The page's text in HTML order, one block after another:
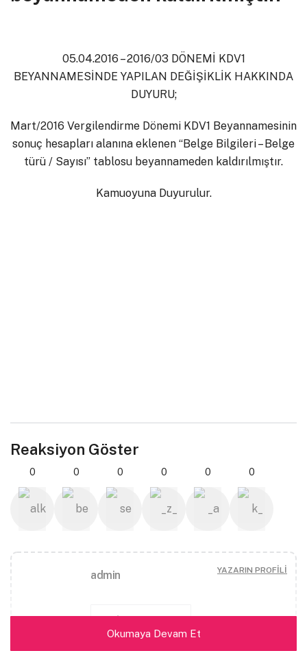
05.04.2016 – 2016/03 DÖNEMİ KDV1
BEYANNAMESİNDE YAPILAN DEĞİŞİKLİK HAKKINDA
DUYURU;
Mart/2016 Vergilendirme Dönemi KDV1 Beyannamesinin
sonuç hesapları alanına eklenen “Belge Bilgileri – Belge
türü / Sayısı” tablosu beyannameden kaldırılmıştır.
Kamuoyuna Duyurulur.
Okumaya Devam Et
Reaksiyon Göster
0 0 0 0 0 0
admin YAZARIN PROFILI